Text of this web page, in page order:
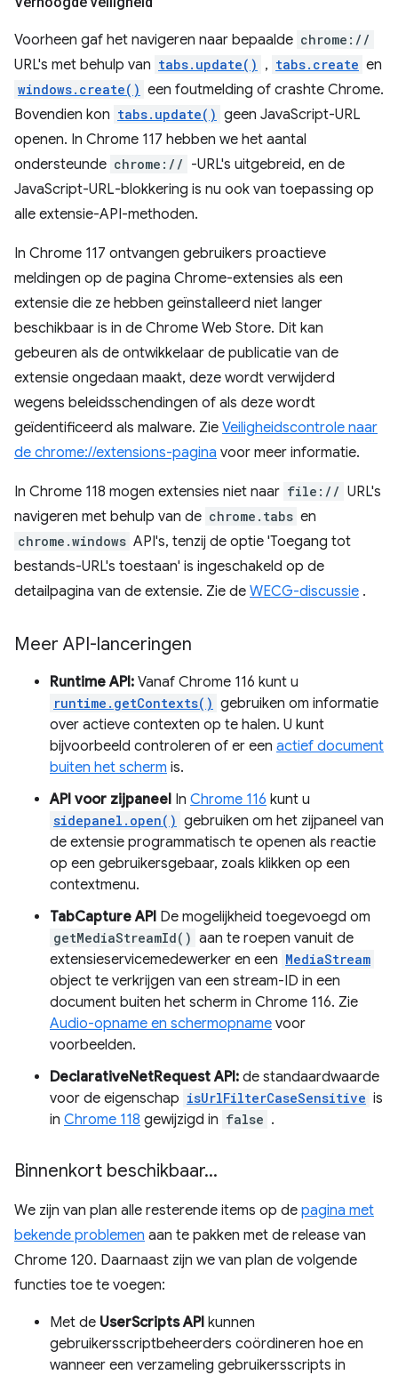
Voorheen gaf het navigeren naar bepaalde chrome://
URL's met behulp van tabs.update() , tabs.create en
windows.create() een foutmelding of crashte Chrome.
Bovendien kon tabs.update() geen JavaScript-URL
openen. In Chrome 117 hebben we het aantal
ondersteunde chrome:// -URL's uitgebreid, en de
JavaScript-URL-blokkering is nu ook van toepassing op
alle extensie-API-methoden.
In Chrome 117 ontvangen gebruikers proactieve
meldingen op de pagina Chrome-extensies als een
extensie die ze hebben geïnstalleerd niet langer
beschikbaar is in de Chrome Web Store. Dit kan
gebeuren als de ontwikkelaar de publicatie van de
extensie ongedaan maakt, deze wordt verwijderd
wegens beleidsschendingen of als deze wordt
geïdentificeerd als malware. Zie Veiligheidscontrole naar
de chrome://extensions-pagina voor meer informatie.
In Chrome 118 mogen extensies niet naar file:// URL's
navigeren met behulp van de chrome.tabs en
chrome.windows API's, tenzij de optie 'Toegang tot
bestands-URL's toestaan' is ingeschakeld op de
detailpagina van de extensie. Zie de WECG-discussie .
Meer API-lanceringen
Runtime API: Vanaf Chrome 116 kunt u
runtime.getContexts() gebruiken om informatie
over actieve contexten op te halen. U kunt
bijvoorbeeld controleren of er een actief document
buiten het scherm is.
API voor zijpaneel In Chrome 116 kunt u
sidepanel.open() gebruiken om het zijpaneel van
de extensie programmatisch te openen als reactie
op een gebruikersgebaar, zoals klikken op een
contextmenu.
TabCapture API De mogelijkheid toegevoegd om
getMediaStreamId() aan te roepen vanuit de
extensieservicemedewerker en een MediaStream
object te verkrijgen van een stream-ID in een
document buiten het scherm in Chrome 116. Zie
Audio-opname en schermopname voor
voorbeelden.
DeclarativeNetRequest API: de standaardwaarde
voor de eigenschap isUrlFilterCaseSensitive is
in Chrome 118 gewijzigd in false .
Binnenkort beschikbaar...
We zijn van plan alle resterende items op de pagina met
bekende problemen aan te pakken met de release van
Chrome 120. Daarnaast zijn we van plan de volgende
functies toe te voegen:
Met de UserScripts API kunnen
gebruikersscriptbeheerders coördineren hoe en
wanneer een verzameling gebruikersscripts in